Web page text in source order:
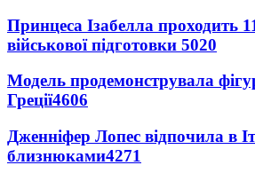
Принцеса Ізабелла проходить
військової підготовки 5020
Модель продемонструвала
Греції4606
Дженніфер Лопес відпочила в
близнюками4271